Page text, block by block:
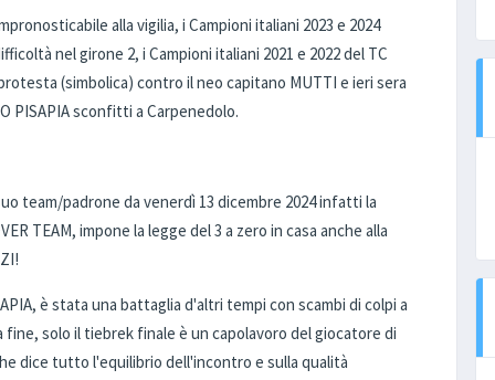
alla vigilia, i Campioni italiani 2023 e 2024
nel girone 2, i Campioni italiani 2021 e 2022 del TC
(simbolica) contro il neo capitano MUTTI e ieri sera
PISAPIA sconfitti a Carpenedolo.
team/padrone da venerdì 13 dicembre 2024 infatti la
TEAM, impone la legge del 3 a zero in casa anche alla
è stata una battaglia d'altri tempi con scambi di colpi a
solo il tiebrek finale è un capolavoro del giocatore di
dice tutto l'equilibrio dell'incontro e sulla qualità